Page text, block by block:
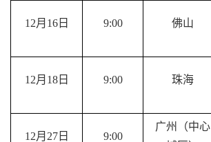
12月 16日 9:00 佛山
12月 18日 9:00 珠海
12月 27日 9:00
广州（中心